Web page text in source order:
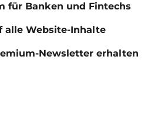
für Banken und Fintechs
alle Website-Inhalte
Newsletter erhalten